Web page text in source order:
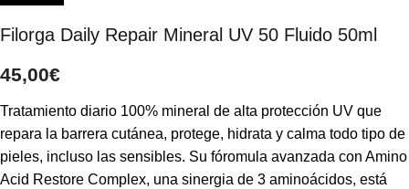
Filorga Daily Repair Mineral UV 50 Fluido 50ml
45,00€
Tratamiento diario 100% mineral de alta protección UV que
repara la barrera cutánea, protege, hidrata y calma todo tipo de
pieles, incluso las sensibles. Su fóromula avanzada con Amino
Acid Restore Complex, una sinergia de 3 aminoácidos, está